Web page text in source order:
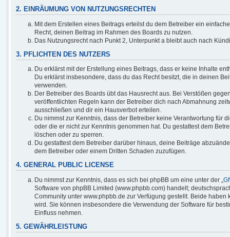
2. EINRÄUMUNG VON NUTZUNGSRECHTEN
Mit dem Erstellen eines Beitrags erteilst du dem Betreiber ein
Recht, deinen Beitrag im Rahmen des Boards zu nutzen.
Das Nutzungsrecht nach Punkt 2, Unterpunkt a bleibt auch nach
3. PFLICHTEN DES NUTZERS
Du erklärst mit der Erstellung eines Beitrags, dass er keine Inhalte
Du erklärst insbesondere, dass du das Recht besitzt, die in deinen
verwenden.
Der Betreiber des Boards übt das Hausrecht aus. Bei Verstößen
veröffentlichten Regeln kann der Betreiber dich nach Abmahnung
ausschließen und dir ein Hausverbot erteilen.
Du nimmst zur Kenntnis, dass der Betreiber keine Verantwortung für
oder die er nicht zur Kenntnis genommen hat. Du gestattest dem
löschen oder zu sperren.
Du gestattest dem Betreiber darüber hinaus, deine Beiträge
dem Betreiber oder einem Dritten Schaden zuzufügen.
4. GENERAL PUBLIC LICENSE
Du nimmst zur Kenntnis, dass es sich bei phpBB um eine unter der „
Software von phpBB Limited (www.phpbb.com) handelt;
Community unter www.phpbb.de zur Verfügung gestellt. Beide
wird. Sie können insbesondere die Verwendung der Software für
Einfluss nehmen.
5. GEWÄHRLEISTUNG